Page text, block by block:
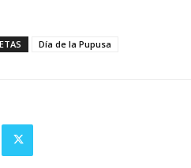
Día de la Pupusa